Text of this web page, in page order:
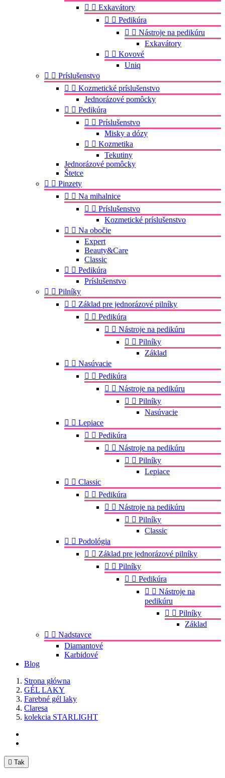
  Exkavátory
  Pedikúra
  Nástroje na pedikúru
Exkavátory
  Kovové
Uniq
  Príslušenstvo
  Kozmetické príslušenstvo
Jednorázové pomôcky
  Pedikúra
  Príslušenstvo
Misky a dózy
  Kozmetika
Tekutiny
Jednorázové pomôcky
Štetce
  Pinzety
  Na mihalnice
  Príslušenstvo
Kozmetické príslušenstvo
  Na obočie
Expert
Beauty&Care
Classic
  Pedikúra
Príslušenstvo
  Pilníky
  Základ pre jednorázové pilníky
  Pedikúra
  Nástroje na pedikúru
  Pilníky
Základ
  Nasúvacie
  Pedikúra
  Nástroje na pedikúru
  Pilníky
Nasúvacie
  Lepiace
  Pedikúra
  Nástroje na pedikúru
  Pilníky
Lepiace
  Classic
  Pedikúra
  Nástroje na pedikúru
  Pilníky
Classic
  Podológia
  Základ pre jednorázové pilníky
  Pilníky
  Pedikúra
  Nástroje na
pedikúru
  Pilníky
Základ
  Nadstavce
Diamantové
Karbidové
Blog
Strona główna
GÉL LAKY
Farebné gél laky
Claresa
kolekcia STARLIGHT
 Tak